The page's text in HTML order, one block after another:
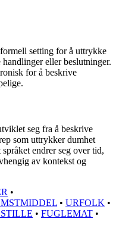
setting for å uttrykke
eller beslutninger.
for å beskrive
seg fra å beskrive
som uttrykker dumhet
endrer seg over tid,
av kontekst og
•
• URFOLK •
• FUGLEMAT •